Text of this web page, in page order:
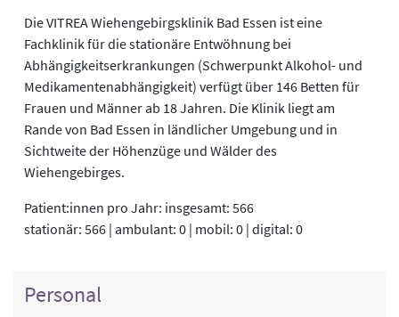
Die VITREA Wiehengebirgsklinik Bad Essen ist eine
Fachklinik für die stationäre Entwöhnung bei
Abhängigkeitserkrankungen (Schwerpunkt Alkohol- und
Medikamentenabhängigkeit) verfügt über 146 Betten für
Frauen und Männer ab 18 Jahren. Die Klinik liegt am
Rande von Bad Essen in ländlicher Umgebung und in
Sichtweite der Höhenzüge und Wälder des
Wiehengebirges.
Patient:innen pro Jahr: insgesamt: 566
stationär: 566 | ambulant: 0 | mobil: 0 | digital: 0
Personal